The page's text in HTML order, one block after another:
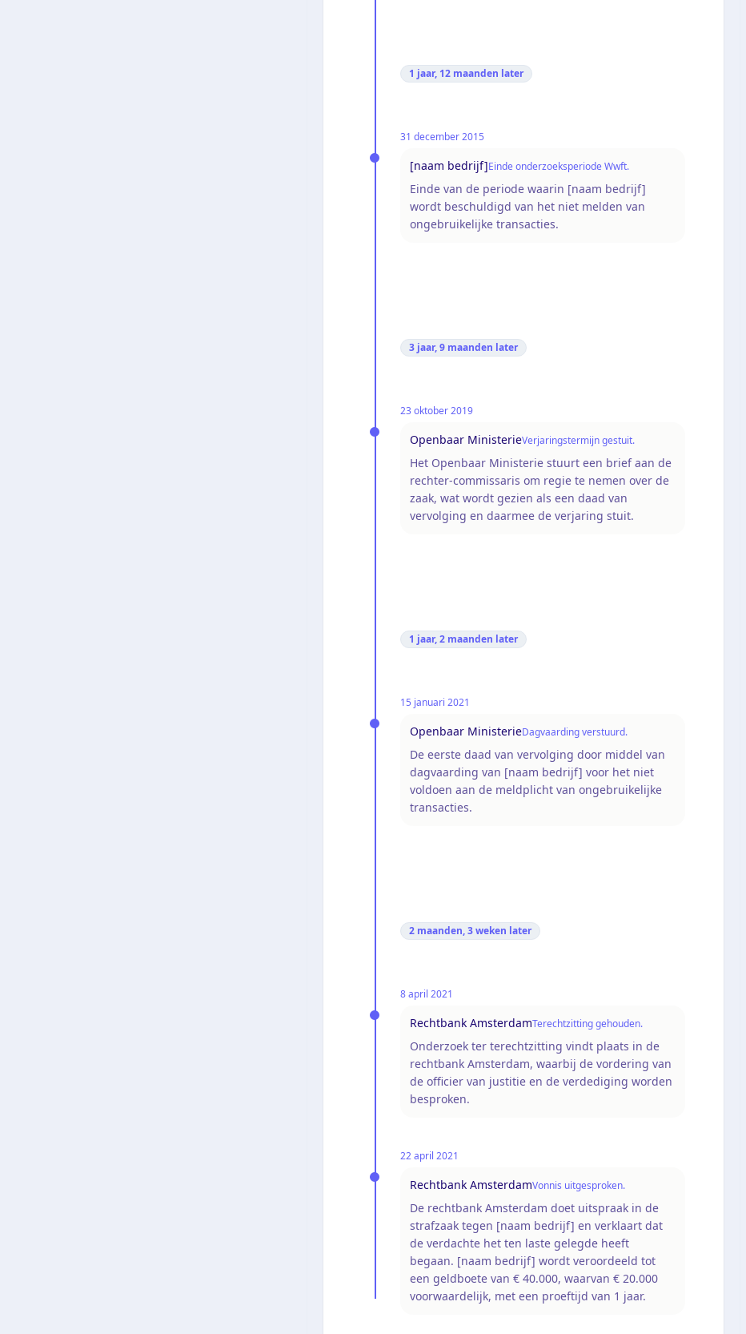
1 jaar, 12 maanden later
31 december 2015
[naam bedrijf]Einde onderzoeksperiode Wwft.
Einde van de periode waarin [naam bedrijf]
wordt beschuldigd van het niet melden van
ongebruikelijke transacties.
3 jaar, 9 maanden later
23 oktober 2019
Openbaar MinisterieVerjaringstermijn gestuit.
Het Openbaar Ministerie stuurt een brief aan de
rechter-commissaris om regie te nemen over de
zaak, wat wordt gezien als een daad van
vervolging en daarmee de verjaring stuit.
1 jaar, 2 maanden later
15 januari 2021
Openbaar MinisterieDagvaarding verstuurd.
De eerste daad van vervolging door middel van
dagvaarding van [naam bedrijf] voor het niet
voldoen aan de meldplicht van ongebruikelijke
transacties.
2 maanden, 3 weken later
8 april 2021
Rechtbank AmsterdamTerechtzitting gehouden.
Onderzoek ter terechtzitting vindt plaats in de
rechtbank Amsterdam, waarbij de vordering van
de officier van justitie en de verdediging worden
besproken.
22 april 2021
Rechtbank AmsterdamVonnis uitgesproken.
De rechtbank Amsterdam doet uitspraak in de
strafzaak tegen [naam bedrijf] en verklaart dat
de verdachte het ten laste gelegde heeft
begaan. [naam bedrijf] wordt veroordeeld tot
een geldboete van € 40.000, waarvan € 20.000
voorwaardelijk, met een proeftijd van 1 jaar.